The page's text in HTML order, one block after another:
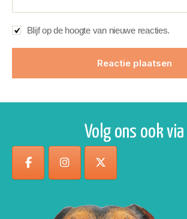
Blijf op de hoogte van nieuwe reacties.
Volg ons ook via